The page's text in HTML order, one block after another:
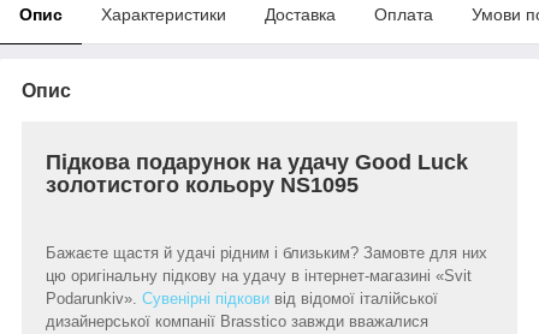
Опис Характеристики Доставка Оплата Умови
Опис
Підкова подарунок на удачу Good Luck
золотистого кольору NS1095
Бажаєте щастя й удачі рідним і близьким? Замовте для них
цю оригінальну підкову на удачу в інтернет-магазині «Svit
Podarunkiv». Сувенірні підкови від відомої італійської
дизайнерської компанії Brasstico завжди вважалися